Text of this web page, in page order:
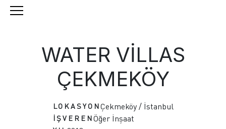
WATER VILLAS
ÇEKMEKÖY
LOKASYONÇekmeköy / İstanbul
İŞVERENÖğer İnşaat